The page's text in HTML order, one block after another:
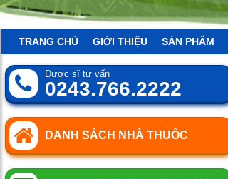
TRANG CHỦ GIỚI THIỆU SẢN PHẨM
0SP
Dược sĩ tư vấn
0243.766.2222
DANH SÁCH NHÀ THUỐC